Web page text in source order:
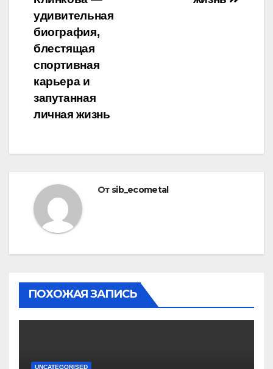
удивительная
биография,
блестящая
спортивная
карьера и
запутанная
личная жизнь
От sib_ecometal
ПОХОЖАЯ ЗАПИСЬ
UNCATEGORISED